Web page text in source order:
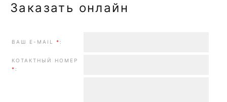
Заказать онлайн
ВАШ E-MAIL * :
КОТАКТНЫЙ НОМЕР
* :